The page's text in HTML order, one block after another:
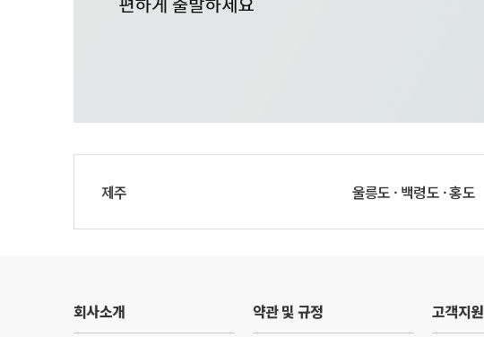
제주 울릉도 · 백령도 · 홍도
회사소개 약관 및 규정 고객지원